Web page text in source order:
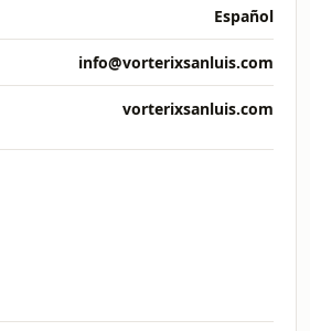
Español
info@vorterixsanluis.com
vorterixsanluis.com